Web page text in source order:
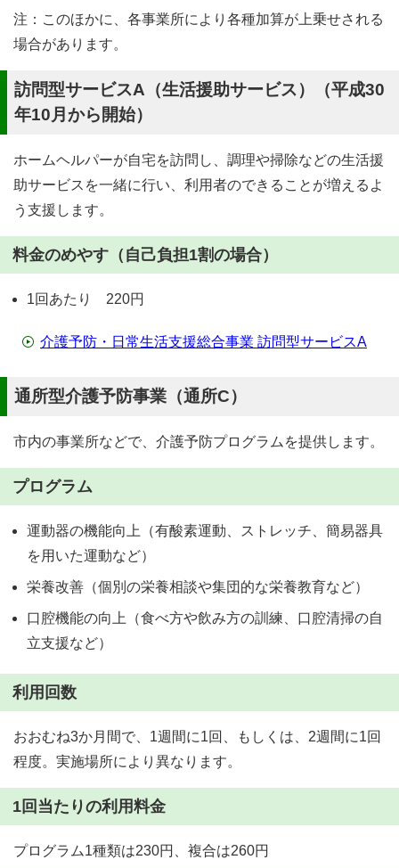
注：このほかに、各事業所により各種加算が上乗せされる
場合があります。
訪問型サービスA（生活援助サービス）（平成30
年10月から開始）
ホームヘルパーが自宅を訪問し、調理や掃除などの生活援
助サービスを一緒に行い、利用者のできることが増えるよ
う支援します。
料金のめやす（自己負担1割の場合）
1回あたり 220円
介護予防・日常生活支援総合事業 訪問型サービスA
通所型介護予防事業（通所C）
市内の事業所などで、介護予防プログラムを提供します。
プログラム
運動器の機能向上（有酸素運動、ストレッチ、簡易器具
を用いた運動など）
栄養改善（個別の栄養相談や集団的な栄養教育など）
口腔機能の向上（食べ方や飲み方の訓練、口腔清掃の自
立支援など）
利用回数
おおむね3か月間で、1週間に1回、もしくは、2週間に1回
程度。実施場所により異なります。
1回当たりの利用料金
プログラム1種類は230円、複合は260円